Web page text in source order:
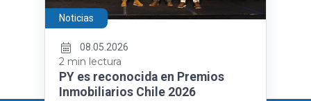
Noticias
08.05.2026
2 min lectura
PY es reconocida en Premios
Inmobiliarios Chile 2026